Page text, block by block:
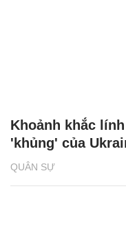
QUÂN SỰ
Khoảnh khắc
'khủng' của